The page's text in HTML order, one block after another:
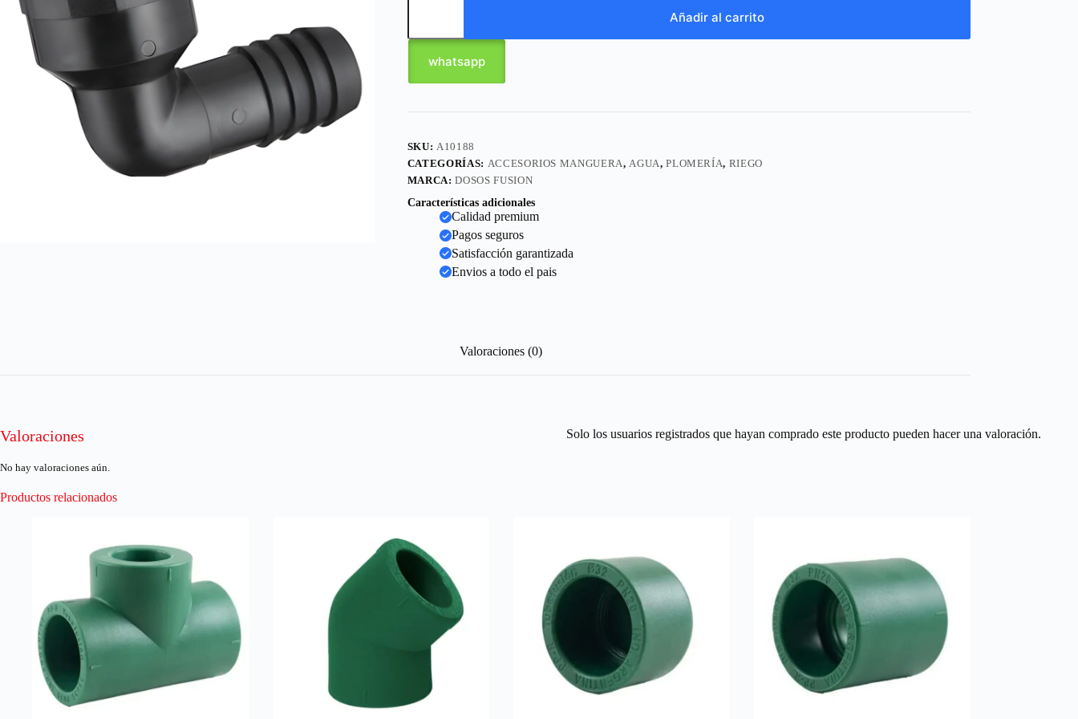
Añadir al carrito
whatsapp
SKU:A10188
CATEGORÍAS: ACCESORIOS MANGUERA,AGUA,PLOMERÍA, RIEGO
MARCA:DOSOS FUSION
Características adicionales
Calidad premium
Pagos seguros
Satisfacción garantizada
Envios a todo el pais
Valoraciones (0)
Valoraciones
No hay valoraciones aún.
Solo los usuarios registrados que hayan comprado este producto pueden hacer una valoración.
Productos relacionados